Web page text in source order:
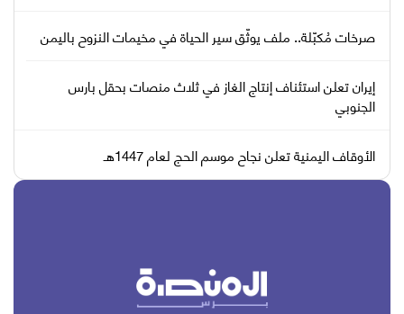
صرخات مُكبّلة.. ملف يوثّق سير الحياة في مخيمات النزوح باليمن
إيران تعلن استئناف إنتاج الغاز في ثلاث منصات بحقل بارس
الجنوبي
الأوقاف اليمنية تعلن نجاح موسم الحج لعام 1447هـ